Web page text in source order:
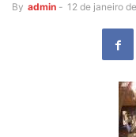
By admin - 12 de janeiro